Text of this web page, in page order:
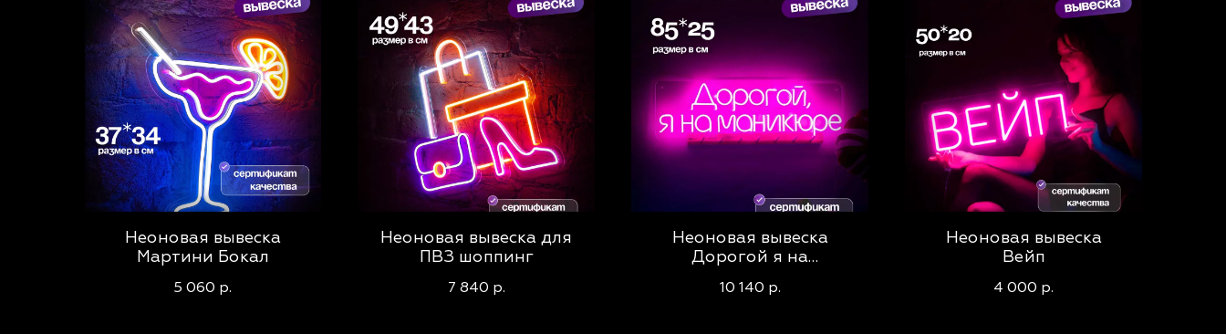
Неоновая вывеска
Мартини Бокал
5 060 р.
Неоновая вывеска для
ПВЗ шоппинг
7 840 р.
Неоновая вывеска
Дорогой я на
10 140 р.
Неоновая вывеска
Вейп
4 000 р.